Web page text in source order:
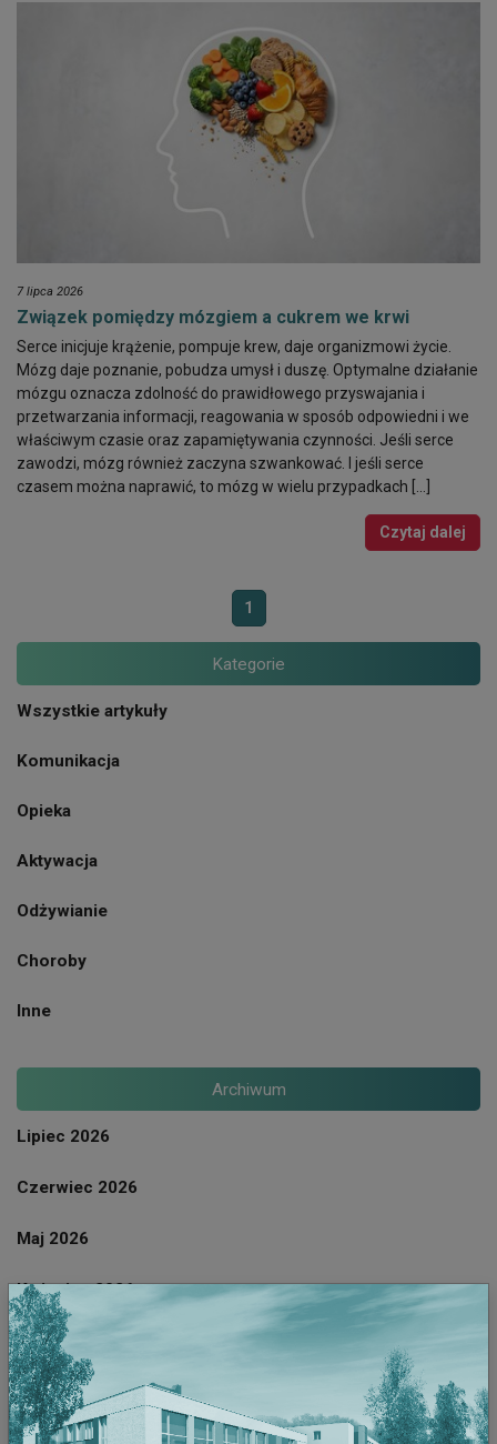
7 lipca 2026
Związek pomiędzy mózgiem a cukrem we krwi
Serce inicjuje krążenie, pompuje krew, daje organizmowi życie.
Mózg daje poznanie, pobudza umysł i duszę. Optymalne działanie
mózgu oznacza zdolność do prawidłowego przyswajania i
przetwarzania informacji, reagowania w sposób odpowiedni i we
właściwym czasie oraz zapamiętywania czynności. Jeśli serce
zawodzi, mózg również zaczyna szwankować. I jeśli serce
czasem można naprawić, to mózg w wielu przypadkach […]
Czytaj dalej
1
Kategorie
Wszystkie artykuły
Komunikacja
Opieka
Aktywacja
Odżywianie
Choroby
Inne
Archiwum
Lipiec 2026
Czerwiec 2026
Maj 2026
Kwiecien 2026
Marzec 2026
Luty 2026